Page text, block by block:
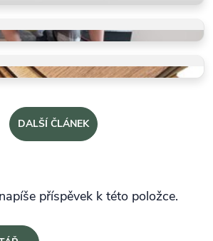
DALŠÍ ČLÁNEK
příspěvek k této položce.